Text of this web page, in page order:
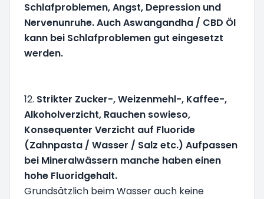
Schlafproblemen, Angst, Depression und
Nervenunruhe. Auch Aswangandha / CBD Öl
kann bei Schlafproblemen gut eingesetzt
werden.
12. Strikter Zucker-, Weizenmehl-, Kaffee-,
Alkoholverzicht, Rauchen sowieso,
Konsequenter Verzicht auf Fluoride
(Zahnpasta / Wasser / Salz etc.) Aufpassen
bei Mineralwässern manche haben einen
hohe Fluoridgehalt.
Grundsätzlich beim Wasser auch keine